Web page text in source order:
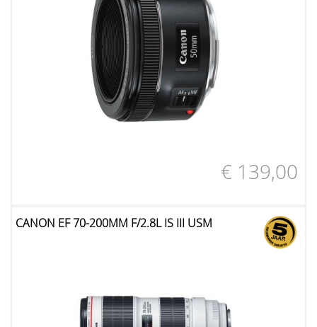
€ 139,00
CANON EF 70-200MM F/2.8L IS III USM